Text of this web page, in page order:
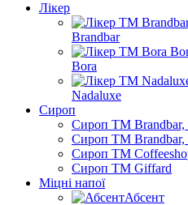
Лікер
Brandbar
Bora
Nadaluxe
Сироп
Сироп TM Brandbar,
Сироп TM
Сироп TM
Сироп TM Giffard
Міцні напої
Абсент